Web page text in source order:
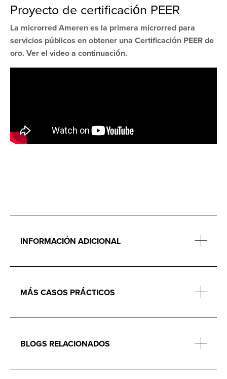
Proyecto de certificación PEER
La microrred Ameren es la primera microrred para
servicios públicos en obtener una Certificación PEER de
oro. Ver el video a continuación.
INFORMACIÓN ADICIONAL
MÁS CASOS PRÁCTICOS
BLOGS RELACIONADOS